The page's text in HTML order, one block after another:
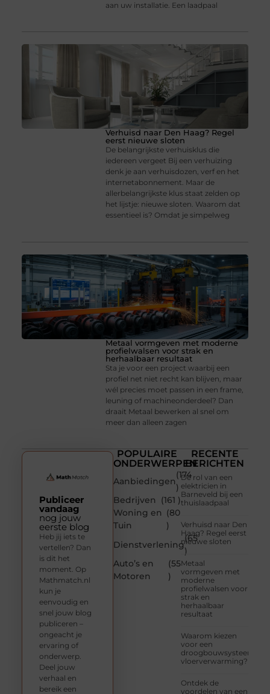
aan uw installatie. Een laadpaal
Verhuisd naar Den Haag? Regel
eerst nieuwe sloten
De belangrijkste verhuisklus die
iedereen vergeet Bij een verhuizing
denk je aan verhuisdozen, verf en het
internetabonnement. Maar de
allerbelangrijkste klus staat zelden op
het lijstje: nieuwe sloten. Waarom dat
essentieel is? Omdat je simpelweg
Metaal vormgeven met moderne
profielwalsen voor strak en
herhaalbaar resultaat
Sta je voor een project waarbij een
profiel net niet recht kan blijven, maar
wél precies moet passen in een frame,
leuning of machineonderdeel? Dan
draait Metaal bewerken al snel om
meer dan alleen zagen
POPULAIRE
ONDERWERPEN
Aanbiedingen
(174
)
Bedrijven
(161 )
Woning en
Tuin
(80
)
Dienstverlening
(65
)
Auto’s en
Motoren
(55
)
RECENTE
BERICHTEN
De rol van een
elektricien in
Barneveld bij een
thuislaadpaal
Verhuisd naar Den
Haag? Regel eerst
nieuwe sloten
Metaal
vormgeven met
moderne
profielwalsen voor
strak en
herhaalbaar
resultaat
Waarom kiezen
voor een
droogbouwsysteem
vloerverwarming?
Ontdek de
voordelen van een
Publiceer
vandaag
nog jouw
eerste blog
Heb jij iets te
vertellen? Dan
is dit het
moment. Op
Mathmatch.nl
kun je
eenvoudig en
snel jouw blog
publiceren –
ongeacht je
ervaring of
onderwerp.
Deel jouw
verhaal en
bereik een